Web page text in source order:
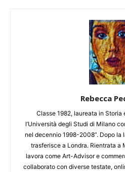
Rebecca
Classe 1982, laureata in Storia
l’Università degli Studi di Milano
nel decennio 1998-2008”. Dopo la
trasferisce a Londra. Rientrata a
lavora come Art-Advisor e
collaborato con diverse testate,